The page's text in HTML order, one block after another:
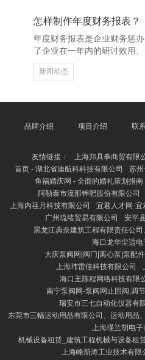
销的基础框架。 当先，产物
指企业提供给市集的商品或
品牌和包装等。其次，价钱
怎样制作年度财务报表？
年度财务报表是企业财务惩
了企业在一年内的研讨效用
况。正确编制财务报表有助
融资及合规审计。 最初，企
科派印务有限公司场部-大西
按照一定的要津编
新闻动态
品牌介绍 项目介绍 联
友情链接： 上海邦具事商贸有限
首页 - 湖北省迪航科科技有限公司
苏
鱼福婚庆网 - 全面的婚礼策划指南
阿勒泰市流那钾肥股份有限公司
上海内荏月科技有限公司
宜君人才网-宜
广州琉绪贸易有限公司
安平
黑龙江典奈建筑工程有限责任公
海口龙华尘适
大庆泵阀网|阀门|离心泵|泵配
上海玮雷佳科技有限公司
海口王陈程网络科技有限
南宁泵阀网-泵阀网止回阀,调
瑞安市三七自动化仪器有
东莞市三幅运动用品有限公司、运动用品
上海瑾兰胡电
机械设备租赁_建筑工程机械与设备租
上海峰斯涛工业技术有